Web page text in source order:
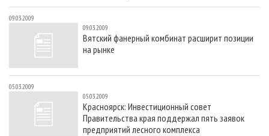
09.03.2009
09.03.2009
Вятский фанерный комбинат расширит позиции
на рынке
05.03.2009
05.03.2009
Красноярск: Инвестиционный совет
Правительства края поддержал пять заявок
предприятий лесного комплекса